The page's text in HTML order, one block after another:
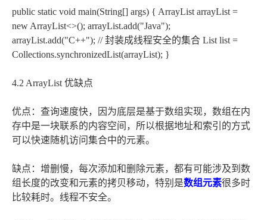
public static void main(String[] args) { ArrayList arrayList =
new ArrayList<>(); arrayList.add("Java");
arrayList.add("C++"); // 封装成线程安全的集合 List list =
Collections.synchronizedList(arrayList); }
4.2 ArrayList 优缺点
优点：查询速度快，因为底层是基于数组实现，数组在内
存中是一块联系的内容空间，所以根据地址和索引的方式
可以快速随机访问集合中的元素。
缺点：增删慢，每次添加和删除元素，都有可能涉及到数
组长度的改变和元素的拷贝移动，特别是数组元素很多时
比较耗时。线程不安全。